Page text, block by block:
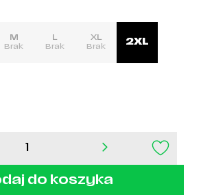
M
Brak
L
Brak
XL
Brak 2XL
do koszyka